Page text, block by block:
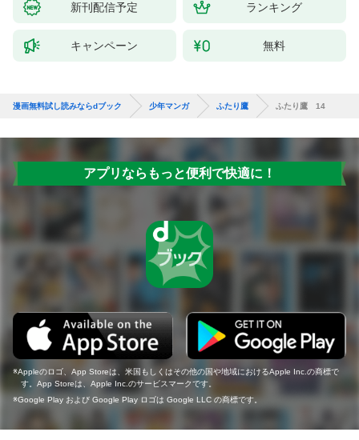
新刊配信予定 ランキング
キャンペーン 無料
漫画無料試し読みならdブック 少年マンガ ふたり鷹 ふたり鷹 14
アプリならもっと便利で快適に！
Appleのロゴ、App Storeは、米国もしくはその他の国や地域におけるApple Inc.の商標で
す。App Storeは、Apple Inc.のサービスマークです。
Google Play および Google Play ロゴは Google LLC の商標です。